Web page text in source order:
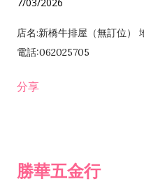
7/03/2026
店名:新橋牛排屋（無訂位）
電話:062025705
分享
勝華五金行